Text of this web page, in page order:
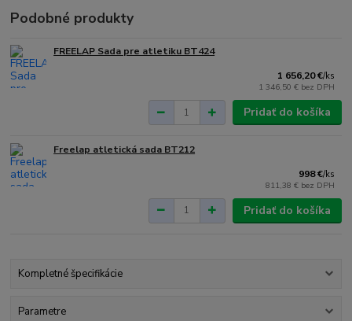
Podobné produkty
FREELAP Sada pre atletiku BT424
1 656,20 €/ks
1 346,50 € bez DPH
Pridať do košíka
Freelap atletická sada BT212
998 €/ks
811,38 € bez DPH
Pridať do košíka
Kompletné špecifikácie
Parametre